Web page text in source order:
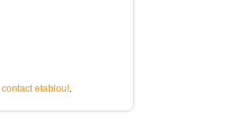
contact etablou!.